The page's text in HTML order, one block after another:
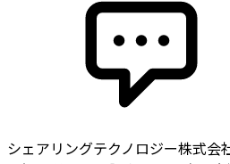
シェアリングテクノロジー株式会